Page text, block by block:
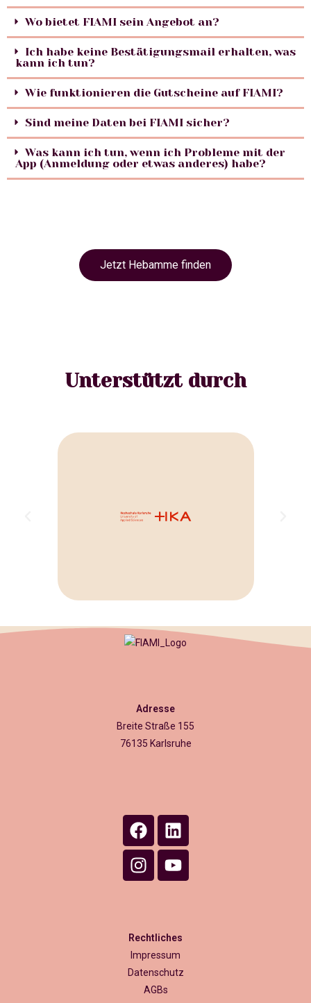
Wo bietet FIAMI sein Angebot an?
Ich habe keine Bestätigungsmail erhalten, was
kann ich tun?
Wie funktionieren die Gutscheine auf FIAMI?
Sind meine Daten bei FIAMI sicher?
Was kann ich tun, wenn ich Probleme mit der
App (Anmeldung oder etwas anderes) habe?
Jetzt Hebamme finden
Unterstützt durch
Adresse
Breite Straße 155
76135 Karlsruhe
Rechtliches
Impressum
Datenschutz
AGBs